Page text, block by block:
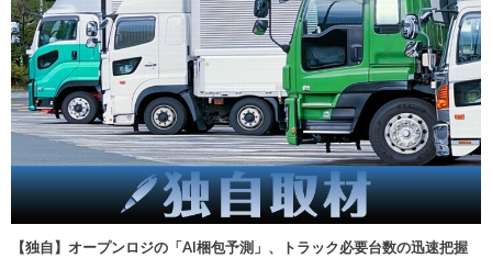
【独自】オープンロジの「AI梱包予測」、トラック必要台数の迅速把握